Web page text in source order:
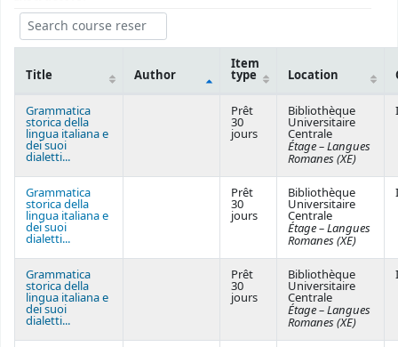
Title Author
Item
type Location
Grammatica
storica della
lingua italiana e
dei suoi
dialetti...
Prêt
30
jours
Bibliothèque
Universitaire
Centrale
Étage – Langues
Romanes (XE)
Grammatica
storica della
lingua italiana e
dei suoi
dialetti...
Prêt
30
jours
Bibliothèque
Universitaire
Centrale
Étage – Langues
Romanes (XE)
Grammatica
storica della
lingua italiana e
dei suoi
dialetti...
Prêt
30
jours
Bibliothèque
Universitaire
Centrale
Étage – Langues
Romanes (XE)